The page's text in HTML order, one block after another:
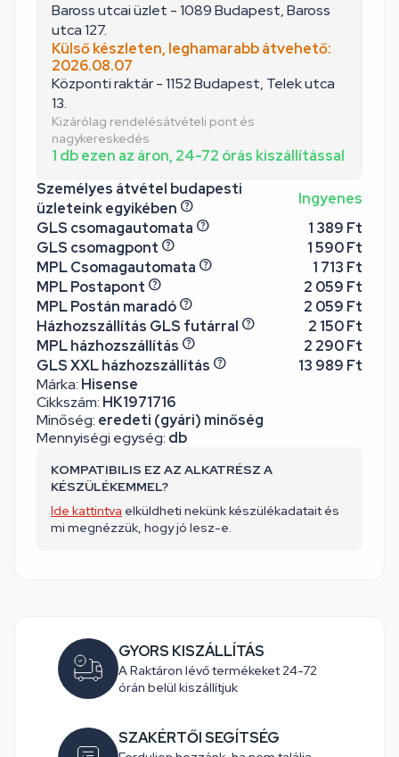
Márka: Hisense
Cikkszám: HK1971716
Minőség: eredeti (gyári) minőség
Mennyiségi egység: db
Baross utcai üzlet - 1089 Budapest, Baross
utca 127.
Külső készleten, leghamarabb átvehető:
2026.08.07
Központi raktár - 1152 Budapest, Telek utca
13.
Kizárólag rendelésátvételi pont és
nagykereskedés
1 db ezen az áron, 24-72 órás kiszállítással
Személyes átvétel budapesti
üzleteink egyikében
Ingyenes
GLS csomagautomata
1 389 Ft
GLS csomagpont
1 590 Ft
MPL Csomagautomata
1 713 Ft
MPL Postapont
2 059 Ft
MPL Postán maradó
2 059 Ft
Házhozszállítás GLS futárral
2 150 Ft
MPL házhozszállítás
2 290 Ft
GLS XXL házhozszállítás
13 989 Ft
KOMPATIBILIS EZ AZ ALKATRÉSZ A
KÉSZÜLÉKEMMEL?
Ide kattintva elküldheti nekünk készülékadatait és
mi megnézzük, hogy jó lesz-e.
GYORS KISZÁLLÍTÁS
A Raktáron lévő termékeket 24-72
órán belül kiszállítjuk
SZAKÉRTŐI SEGÍTSÉG